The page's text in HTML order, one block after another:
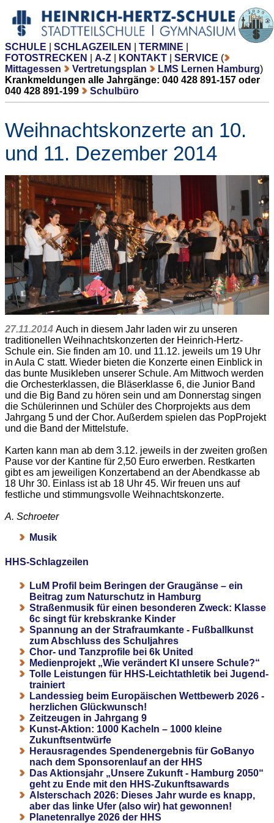
SCHULE SCHLAGZEILEN TERMINE
FOTOSTRECKEN
A-Z KONTAKT SERVICE (
Mittagessen
Vertretungsplan LMS Lernen Hamburg)
Krankmeldungen alle Jahrgänge: 040 428 891-157 oder
040 428 891-199
Schulbüro
Weihnachtskonzerte an 10.
und 11. Dezember 2014
27.11.2014 Auch in diesem Jahr laden wir zu unseren
traditionellen Weihnachtskonzerten der Heinrich-Hertz-
Schule ein. Sie finden am 10. und 11.12. jeweils um 19 Uhr
in Aula C statt. Wieder bieten die Konzerte einen Einblick in
das bunte Musikleben unserer Schule. Am Mittwoch werden
die Orchesterklassen, die Bläserklasse 6, die Junior Band
und die Big Band zu hören sein und am Donnerstag singen
die Schülerinnen und Schüler des Chorprojekts aus dem
Jahrgang 5 und der Chor. Außerdem spielen das PopProjekt
und die Band der Mittelstufe.
Karten kann man ab dem 3.12. jeweils in der zweiten großen
Pause vor der Kantine für 2,50 Euro erwerben. Restkarten
gibt es am jeweiligen Konzertabend an der Abendkasse ab
18 Uhr 30. Einlass ist ab 18 Uhr 45. Wir freuen uns auf
festliche und stimmungsvolle Weihnachtskonzerte.
A. Schroeter
Musik
HHS-Schlagzeilen
LuM Profil beim Beringen der Graugänse – ein
Beitrag zum Naturschutz in Hamburg
Straßenmusik für einen besonderen Zweck: Klasse
6c singt für krebskranke Kinder
Spannung an der Strafraumkante - Fußballkunst
zum Abschluss des Schuljahres
Chor- und Tanzprofile bei 6k United
Medienprojekt „Wie verändert KI unsere Schule?“
Tolle Leistungen für HHS-Leichtathletik bei Jugend-
trainiert
Landessieg beim Europäischen Wettbewerb 2026 -
herzlichen Glückwunsch!
Zeitzeugen in Jahrgang 9
Kunst-Aktion: 1000 Kacheln – 1000 kleine
Zukunftsentwürfe
Herausragendes Spendenergebnis für GoBanyo
nach dem Sponsorenlauf an der HHS
Das Aktionsjahr „Unsere Zukunft - Hamburg 2050“
geht zu Ende mit den HHS-Zukunftsawards
Alsterschach 2026: Dieses Jahr wurde es knapp,
aber das linke Ufer (also wir) hat gewonnen!
Planetenrallye 2026 der HHS